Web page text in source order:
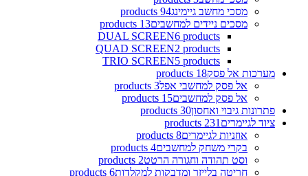
מסכי מחשב גיימינג94 products
מסכים ניידים למחשבים13 products
DUAL SCREEN6 products
QUAD SCREEN2 products
TRIO SCREEN5 products
מערכות אל פסק18 products
אל פסק למחשבי אפל3 products
אל פסק למחשבים15 products
פתרונות גיבוי ואחסון30 products
ציוד לגיימרים 231 products
אוזניות לגיימרים8 products
בקרי משחק למחשבים4 products
וסט תהודה וחגורה הרטט2 products
חריטה בלייזר ומדבקות למקלדות6 products